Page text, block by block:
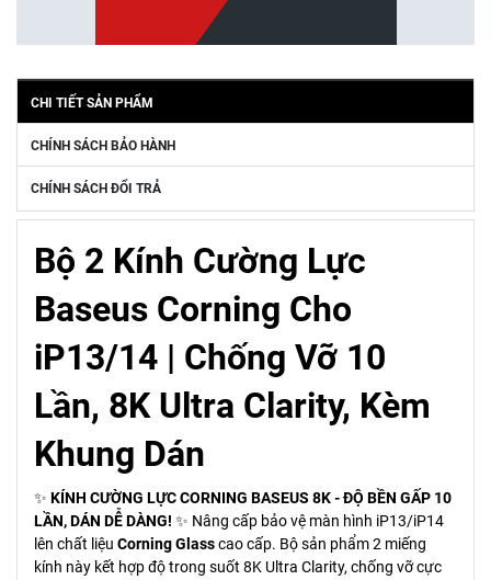
CHI TIẾT SẢN PHẨM
CHÍNH SÁCH BẢO HÀNH
CHÍNH SÁCH ĐỔI TRẢ
Bộ 2 Kính Cường Lực
Baseus Corning Cho
iP13/14 | Chống Vỡ 10
Lần, 8K Ultra Clarity, Kèm
Khung Dán
✨ KÍNH CƯỜNG LỰC CORNING BASEUS 8K - ĐỘ BỀN GẤP 10
LẦN, DÁN DỄ DÀNG! ✨ Nâng cấp bảo vệ màn hình iP13/iP14
lên chất liệu Corning Glasscao cấp. Bộ sản phẩm 2 miếng
kính này kết hợp độ trong suốt 8K Ultra Clarity, chống vỡ cực